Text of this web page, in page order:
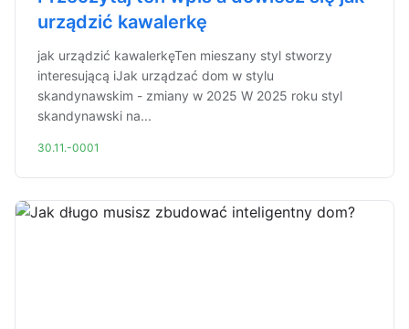
urządzić kawalerkę
jak urządzić kawalerkęTen mieszany styl stworzy
interesującą iJak urządzać dom w stylu
skandynawskim - zmiany w 2025 W 2025 roku styl
skandynawski na...
30.11.-0001